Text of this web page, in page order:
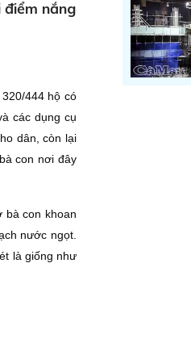
nắng
444 hộ có
các dụng cụ
dân, còn lại
con nơi đây
bà con khoan
nước ngọt.
là giống như